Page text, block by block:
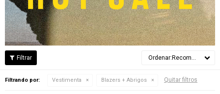
Recomendados
Filtrando por: Vestimenta Blazers + Abrigos Quitar filtros